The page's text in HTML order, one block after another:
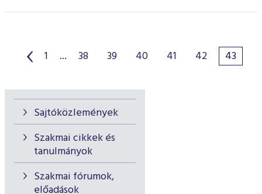
Sajtóközlemények
Szakmai cikkek és
tanulmányok
Szakmai fórumok,
előadások
1 ... 38 39 40 41 42 43